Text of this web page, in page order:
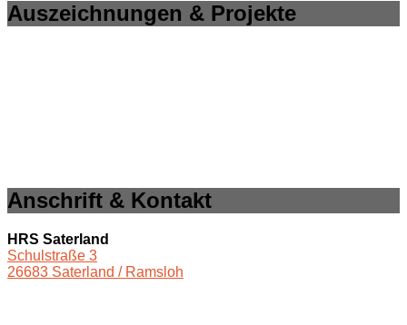
Auszeichnungen & Projekte
Anschrift & Kontakt
HRS Saterland
Schulstraße 3
26683 Saterland / Ramsloh